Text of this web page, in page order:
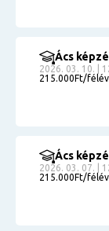
Ács
2026. 03. 10. |
215.000Ft/
Ács
2026. 03. 07. |
215.000Ft/